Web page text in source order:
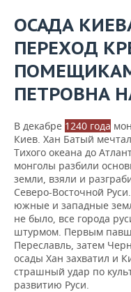
ОСАДА
ПЕРЕХОД
ПЕТРОВНА
В декабре 1240 года
Киев. Хан Батый
Тихого океана до
монголы разбили
земли, взяли и
Северо-Восточной
южные и западные
не было, все города
штурмом. Первым
Переславль, затем
осады Хан захватил и
страшный удар по
развитию Руси.